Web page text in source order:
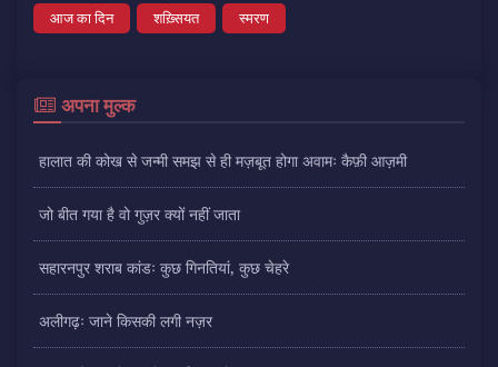
आज का दिन शख़्सियत स्मरण
अपना मुल्क
हालात की कोख से जन्मी समझ से ही मज़बूत होगा अवामः कैफ़ी आज़मी
जो बीत गया है वो गुज़र क्यों नहीं जाता
सहारनपुर शराब कांडः कुछ गिनतियां, कुछ चेहरे
अलीगढ़ः जाने किसकी लगी नज़र